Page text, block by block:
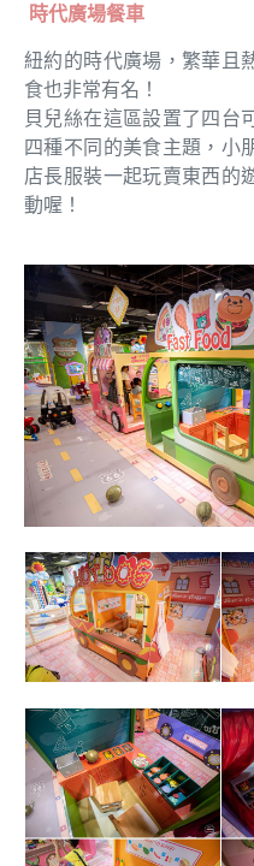
時代廣場餐車
紐約的時代廣場，繁華且
食也非常有名！
貝兒絲在這區設置了四台
四種不同的美食主題，小
店長服裝一起玩賣東西的
動喔！